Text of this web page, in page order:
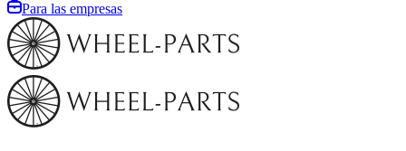
Para las empresas